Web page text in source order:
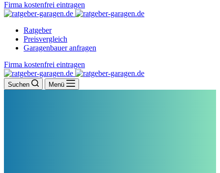
Firma kostenfrei eintragen
Ratgeber
Preisvergleich
Garagenbauer anfragen
Firma kostenfrei eintragen
Suchen Menü